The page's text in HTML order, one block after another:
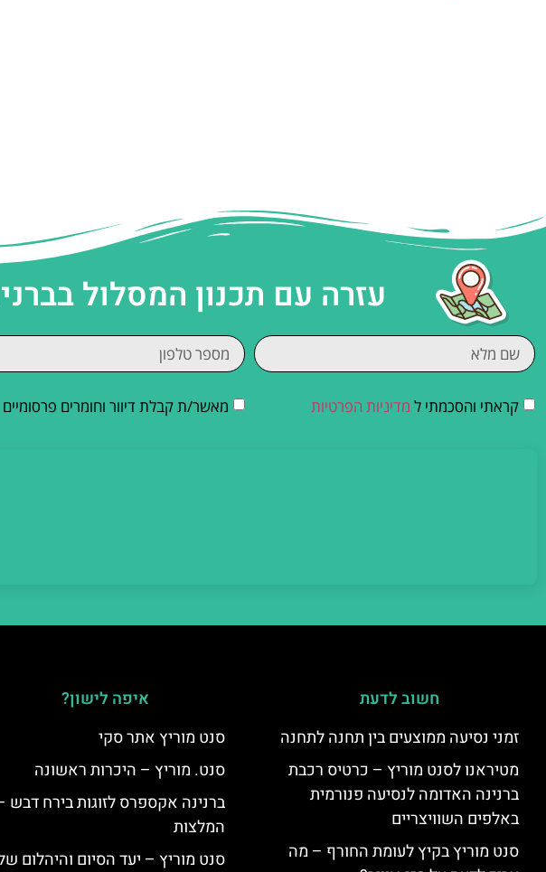
עזרה עם תכנון המסלול
קראתי והסכמתי ל מדיניות הפרטיות מאשר/ת קבלת דיוור וחומרים פרסומיים
חשוב לדעת
זמני נסיעה ממוצעים בין תחנה לתחנה
מטיראנו לסנט מוריץ – כרטיס רכבת
ברנינה האדומה לנסיעה פנורמית
באלפים השוויצריים
סנט מוריץ בקיץ לעומת החורף – מה
איפה לישון?
סנט מוריץ אתר סקי
סנט. מוריץ – היכרות ראשונה
ברנינה אקספרס לזוגות בירח דבש
המלצות
סנט מוריץ – יעד הסיום והיהלום